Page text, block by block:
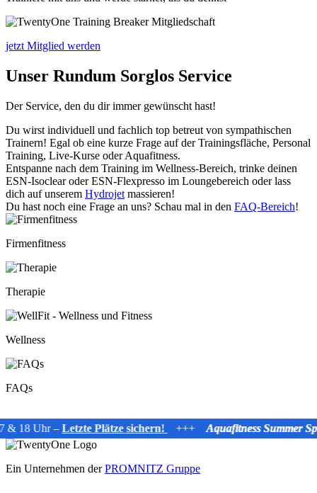
jetzt Mitglied werden
Unser Rundum Sorglos Service
Der Service, den du dir immer gewünscht hast!
Du wirst individuell und fachlich top betreut von sympathischen
Trainern! Egal ob eine kurze Frage auf der Trainingsfläche, Personal
Training, Live-Kurse oder Aquafitness.
Entspanne nach dem Training im Wellness-Bereich, trinke deinen
ESN-Isoclear oder ESN-Flexpresso im Loungebereich oder lass
dich auf unserem Hydrojet massieren!
Du hast noch eine Frage an uns? Schau mal in den FAQ-Bereich!
Firmenfitness
Therapie
Wellness
FAQs
18 Uhr –Letzte Plätze sichern!+++ Aquafitness Summer
Ein Unternehmen derPROMNITZ Gruppe